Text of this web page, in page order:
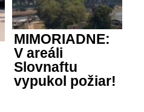
MIMORIADNE:
V areáli
Slovnaftu
vypukol požiar!